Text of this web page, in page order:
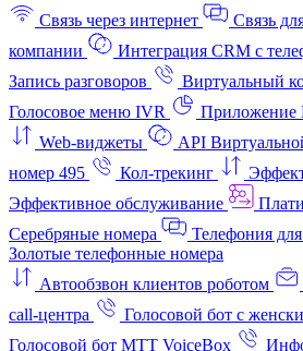
Связь через интернет
Связь
компании
Интеграция CRM с
Запись разговоров
Виртуальный
Голосовое меню IVR
Приложение
Web-виджеты
API
номер 495
Кол-трекинг
Эффективное обслуживание
Серебряные номера
Телефония
Золотые телефонные номера
Автообзвон клиентов роботом
call-центра
Голосовой бот с
Голосовой бот МТТ VoiceBox